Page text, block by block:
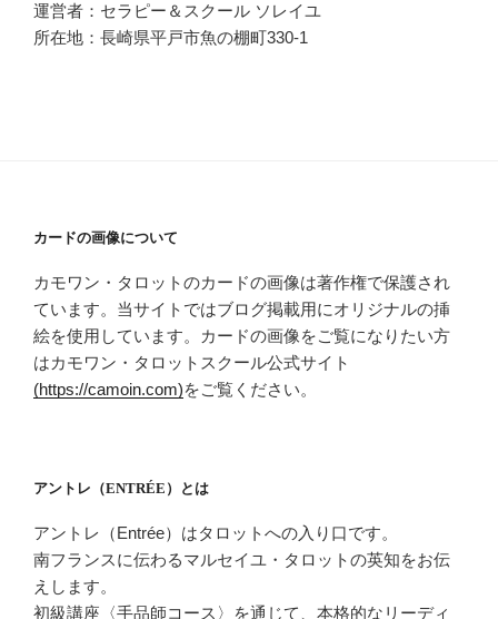
運営者：セラピー＆スクール ソレイユ
所在地：長崎県平戸市魚の棚町330-1
カードの画像について
カモワン・タロットのカードの画像は著作権で保護され
ています。当サイトではブログ掲載用にオリジナルの挿
絵を使用しています。カードの画像をご覧になりたい方
はカモワン・タロットスクール公式サイト
(https://camoin.com)をご覧ください。
アントレ（ENTRÉE）とは
アントレ（Entrée）はタロットへの入り口です。
南フランスに伝わるマルセイユ・タロットの英知をお伝
えします。
初級講座〈手品師コース〉を通じて、本格的なリーディ